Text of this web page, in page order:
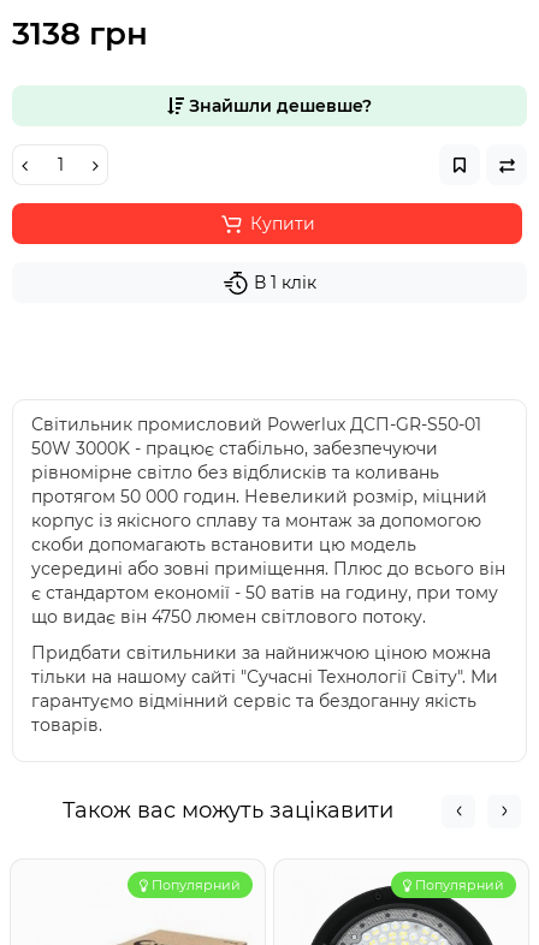
3138 грн
Знайшли дешевше?
Купити
В 1 клік
Світильник промисловий Powerlux ДСП-GR-S50-01
50W 3000K - працює стабільно, забезпечуючи
рівномірне світло без відблисків та коливань
протягом 50 000 годин. Невеликий розмір, міцний
корпус із якісного сплаву та монтаж за допомогою
скоби допомагають встановити цю модель
усередині або зовні приміщення. Плюс до всього він
є стандартом економії - 50 ватів на годину, при тому
що видає він 4750 люмен світлового потоку.
Придбати світильники за найнижчою ціною можна
тільки на нашому сайті "Сучасні Технології Світу". Ми
гарантуємо відмінний сервіс та бездоганну якість
товарів.
Також вас можуть зацікавити
Популярний Популярний